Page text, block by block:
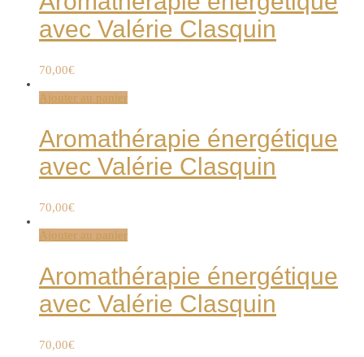
avec Valérie Clasquin
70,00€
Ajouter au panier
Aromathérapie énergétique
avec Valérie Clasquin
70,00€
Ajouter au panier
Aromathérapie énergétique
avec Valérie Clasquin
70,00€